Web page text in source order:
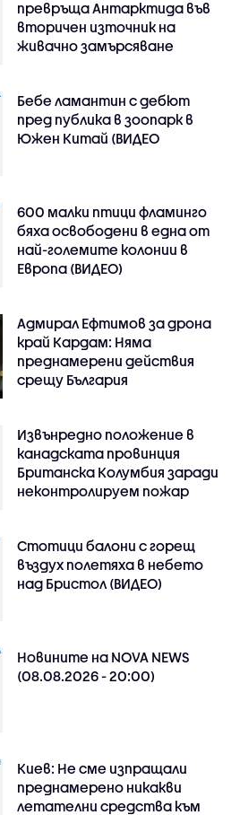
превръща Антарктида във
вторичен източник на
живачно замърсяване
Бебе ламантин с дебют
пред публика в зоопарк в
Южен Китай (ВИДЕО
600 малки птици фламинго
бяха освободени в една от
най-големите колонии в
Европа (ВИДЕО)
Адмирал Ефтимов за дрона
край Кардам: Няма
преднамерени действия
срещу България
Извънредно положение в
канадската провинция
Британска Колумбия заради
неконтролируем пожар
Стотици балони с горещ
въздух полетяха в небето
над Бристол (ВИДЕО)
Новините на NOVA NEWS
(08.08.2026 - 20:00)
Киев: Не сме изпращали
преднамерено никакви
летателни средства към